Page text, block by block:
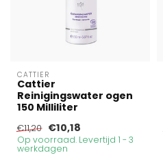
CATTIER
Cattier
Reinigingswater ogen
150 Milliliter
€11,20 €10,18
Op voorraad. Levertijd 1 - 3
werkdagen